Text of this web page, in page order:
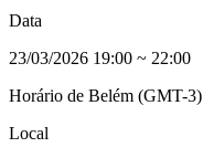
Data
23/03/2026 19:00 ~ 22:00
Horário de Belém (GMT-3)
Local